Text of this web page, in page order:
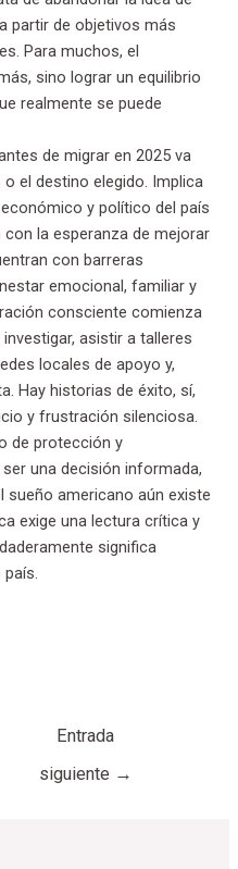
partir de objetivos más
Para muchos, el
sino lograr un equilibrio
realmente se puede
de migrar en 2025 va
el destino elegido. Implica
y político del país
con la esperanza de mejorar
con barreras
emocional, familiar y
consciente comienza
asistir a talleres
locales de apoyo y,
Hay historias de éxito, sí,
y frustración silenciosa.
de protección y
una decisión informada,
sueño americano aún existe
exige una lectura crítica y
significa
Entrada
siguiente →